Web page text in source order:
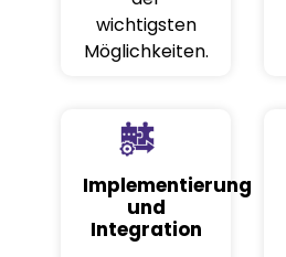
wichtigsten
Möglichkeiten.
Implementierung
und
Integration